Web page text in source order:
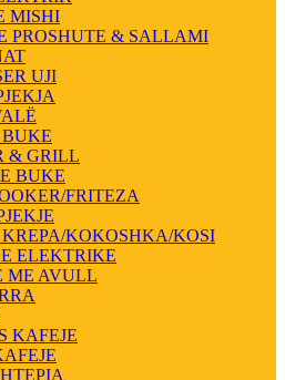
MISHI
PROSHUTE & SALLAMI
UJI
BUKE
& GRILL
BUKE
FRITEZA
KREPA/KOKOSHKA/KOSI
ELEKTRIKE
ME AVULL
KAFEJE